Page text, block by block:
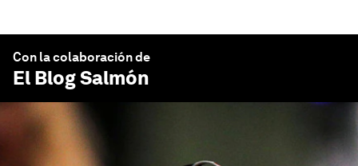
Con la colaboración de
El Blog Salmón